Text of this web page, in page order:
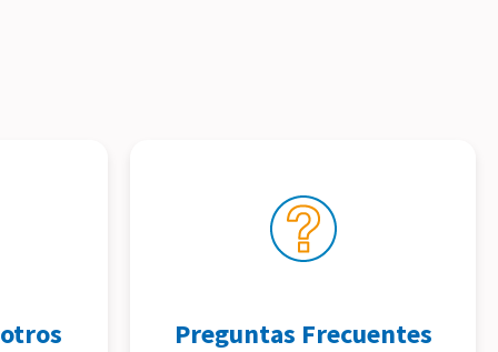
Preguntas Frecuentes